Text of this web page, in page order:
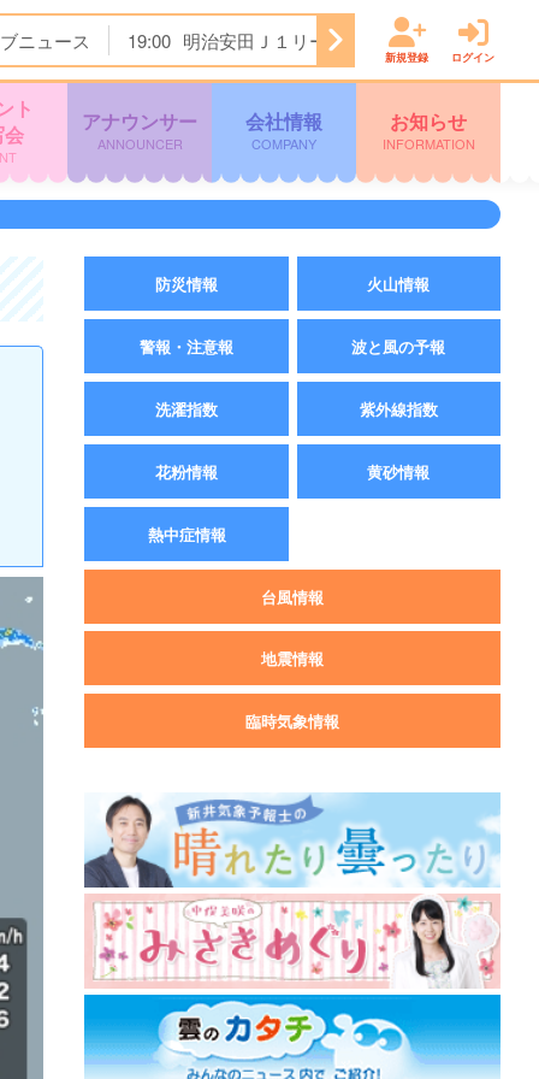
ニュース 19:00 明治安田Ｊ１リーグ開幕戦 横浜Ｆ・マリ
新規登録 ログイン
ト
アナウンサー
ANNOUNCER
会社情報
COMPANY
お知らせ
INFORMATION
防災情報 火山情報
警報・注意報 波と風の予報
洗濯指数 紫外線指数
花粉情報 黄砂情報
熱中症情報
台風情報
地震情報
臨時気象情報